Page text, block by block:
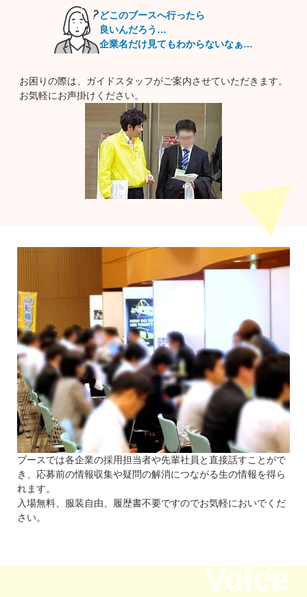
どこのブースへ行ったら
良いんだろう…
企業名だけ見てもわからないなぁ…
お困りの際は、ガイドスタッフがご案内させていただきます。
お気軽にお声掛けください。
ブースでは各企業の採用担当者や先輩社員と直接話すことがで
き、応募前の情報収集や疑問の解消につながる生の情報を得ら
れます。
入場無料、服装自由、履歴書不要ですのでお気軽においでくだ
さい。
Voice